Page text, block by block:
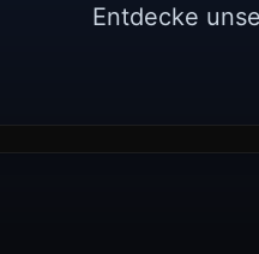
Entdecke
Oberon Vortigern